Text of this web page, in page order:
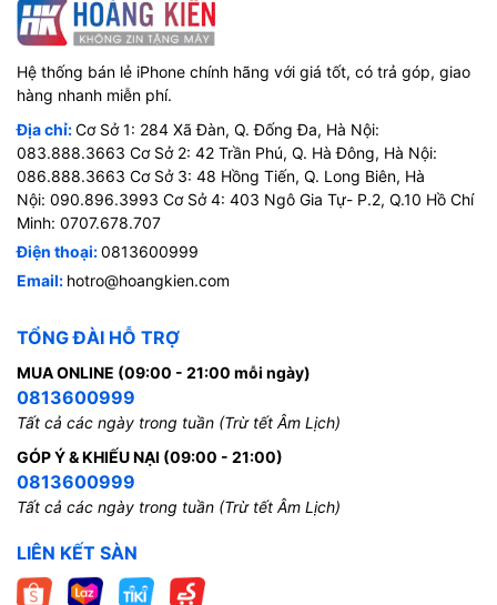
Hệ thống bán lẻ iPhone chính hãng với giá tốt, có trả góp, giao
hàng nhanh miễn phí.
Địa chỉ:Cơ Sở 1: 284 Xã Đàn, Q. Đống Đa, Hà Nội:
083.888.3663 Cơ Sở 2: 42 Trần Phú, Q. Hà Đông, Hà Nội:
086.888.3663 Cơ Sở 3: 48 Hồng Tiến, Q. Long Biên, Hà
Nội: 090.896.3993 Cơ Sở 4: 403 Ngô Gia Tự- P.2, Q.10 Hồ Chí
Minh: 0707.678.707
Điện thoại:0813600999
Email: hotro@hoangkien.com
TỔNG ĐÀI HỖ TRỢ
MUA ONLINE (09:00 - 21:00 mỗi ngày)
0813600999
Tất cả các ngày trong tuần (Trừ tết Âm Lịch)
GÓP Ý & KHIẾU NẠI (09:00 - 21:00)
0813600999
Tất cả các ngày trong tuần (Trừ tết Âm Lịch)
LIÊN KẾT SÀN